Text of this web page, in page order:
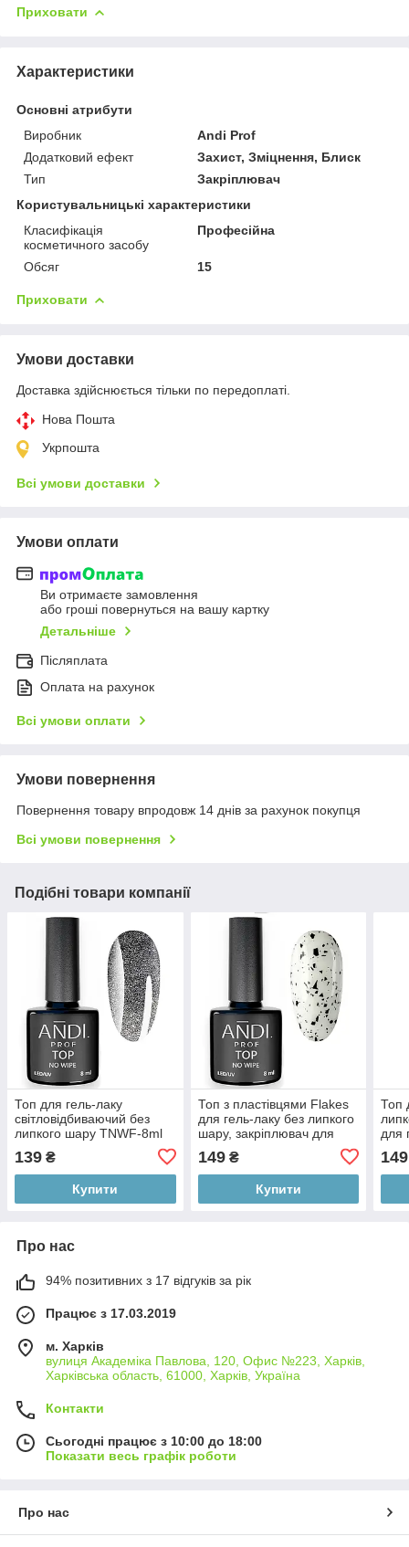
Приховати
Характеристики
Основні атрибути
Виробник
Andi Prof
Додатковий ефект
Захист, Зміцнення, Блиск
Тип
Закріплювач
Користувальницькі характеристики
Класифікація
косметичного засобу
Професійна
Обсяг 15
Приховати
Умови доставки
Доставка здійснюється тільки по передоплаті.
Нова Пошта
Укрпошта
Всі умови доставки
Умови оплати
Ви отримаєте замовлення
або гроші повернуться на вашу картку
Детальніше
Післяплата
Оплата на рахунок
Всі умови оплати
Умови повернення
Повернення товару впродовж 14 днів за рахунок покупця
Всі умови повернення
Подібні товари компанії
Топ для гель-лаку
світловідбиваючий без
липкого шару TNWF-8ml
WIPE Andi Prof
139 ₴
Купити
Топ з пластівцями Flakes
для гель-лаку без липкого
шару, закріплювач для
гель-лаку TOP Flakes NO
WIPE Andi Prof
149₴
Купити
Топ
для
149
Про нас
94% позитивних з 17 відгуків за рік
Працює з 17.03.2019
м. Харків
вулиця Академіка Павлова, 120, Офис №223, Харків,
Харківська область, 61000, Харків, Україна
Контакти
Сьогодні працює з 10:00 до 18:00
Показати весь графік роботи
Про нас